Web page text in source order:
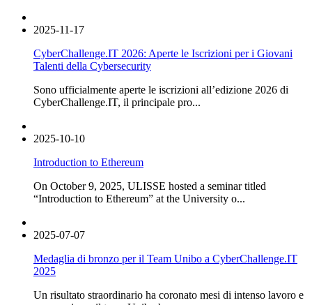
2025-11-17
CyberChallenge.IT 2026: Aperte le Iscrizioni per i Giovani
Talenti della Cybersecurity
Sono ufficialmente aperte le iscrizioni all’edizione 2026 di
CyberChallenge.IT, il principale pro...
2025-10-10
Introduction to Ethereum
On October 9, 2025, ULISSE hosted a seminar titled
“Introduction to Ethereum” at the University o...
2025-07-07
Medaglia di bronzo per il Team Unibo a CyberChallenge.IT
2025
Un risultato straordinario ha coronato mesi di intenso lavoro e